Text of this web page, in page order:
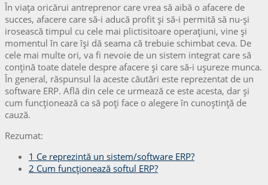
În viața oricărui antreprenor care vrea să aibă o afacere de
succes, afacere care să-i aducă profit și să-i permită să nu-și
irosească timpul cu cele mai plictisitoare operațiuni, vine și
momentul în care își dă seama că trebuie schimbat ceva. De
cele mai multe ori, va fi nevoie de un sistem integrat care să
conțină toate datele despre afacere și care să-i ușureze munca.
În general, răspunsul la aceste căutări este reprezentat de un
software ERP. Află din cele ce urmează ce este acesta, dar și
cum funcționează ca să poți face o alegere în cunoștință de
cauză.
Rezumat:
1 Ce reprezintă un sistem/software ERP?
2 Cum funcționează softul ERP?